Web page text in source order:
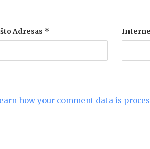
Adresas *
how your comment data is